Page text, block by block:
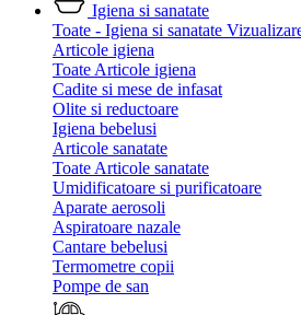
Igiena si sanatate
Toate - Igiena si sanatate
Articole igiena
Toate Articole igiena
Cadite si mese de infasat
Olite si reductoare
Igiena bebelusi
Articole sanatate
Toate Articole sanatate
Umidificatoare si purificatoare
Aparate aerosoli
Aspiratoare nazale
Cantare bebelusi
Termometre copii
Pompe de san